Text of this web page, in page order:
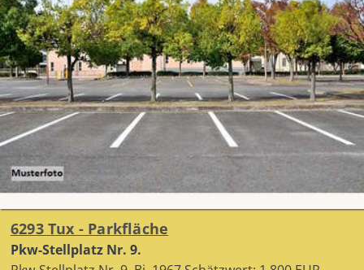
6293 Tux - Parkfläche
Pkw-Stellplatz Nr. 9.